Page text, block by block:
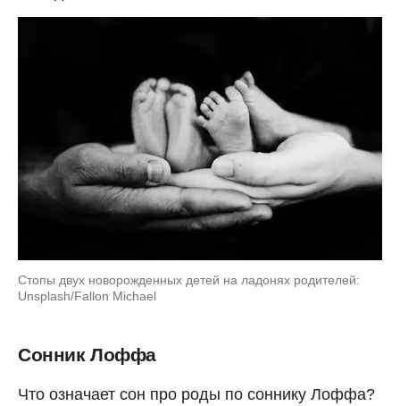
Стопы двух новорожденных детей на ладонях родителей:
Unsplash/Fallon Michael
Сонник Лоффа
Что означает сон про роды по соннику Лоффа?